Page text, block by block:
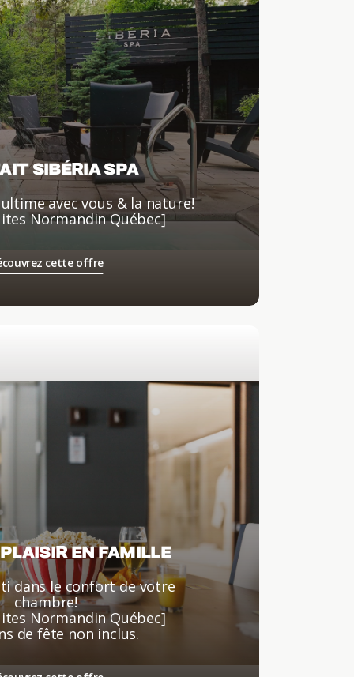
SIBÉRIA SPA
avec vous & la nature!
Normandin Québec]
cette offre
EN FAMILLE
dans le confort de votre
chambre!
Normandin Québec]
de fête non inclus.